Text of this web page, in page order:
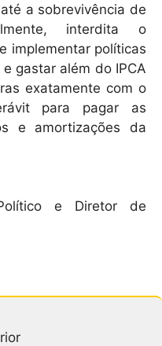
a sobrevivência de
interdita o
implementar políticas
gastar além do IPCA
exatamente com o
para pagar as
e amortizações da
e Diretor de